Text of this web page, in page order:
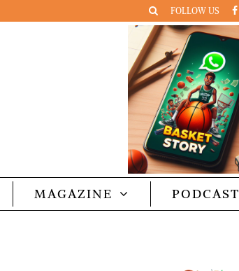
FOLLOW US
MAGAZINE PODCAST